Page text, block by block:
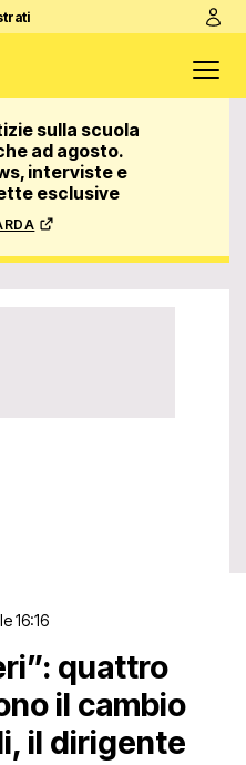
sulla scuola
ad agosto.
interviste e
esclusive
16:16
quattro
il cambio
il dirigente